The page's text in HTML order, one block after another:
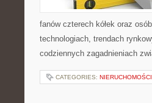
fanów czterech kółek oraz
technologiach, trendach
codziennych zagadnieniach
CATEGORIES: NIERUCHOMOŚCI